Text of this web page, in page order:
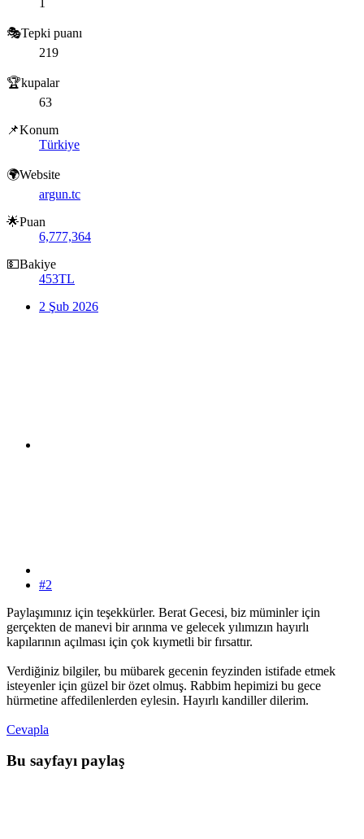
🎭Tepki puanı
219
🏆kupalar
63
📌Konum
Türkiye
🌍Website
argun.tc
🌟Puan
6,777,364
💵Bakiye
453TL
2 Şub 2026
#2
Paylaşımınız için teşekkürler. Berat Gecesi, biz müminler için
gerçekten de manevi bir arınma ve gelecek yılımızın hayırlı
kapılarının açılması için çok kıymetli bir fırsattır.
Verdiğiniz bilgiler, bu mübarek gecenin feyzinden istifade etmek
isteyenler için güzel bir özet olmuş. Rabbim hepimizi bu gece
hürmetine affedilenlerden eylesin. Hayırlı kandiller dilerim.
Cevapla
Bu sayfayı paylaş